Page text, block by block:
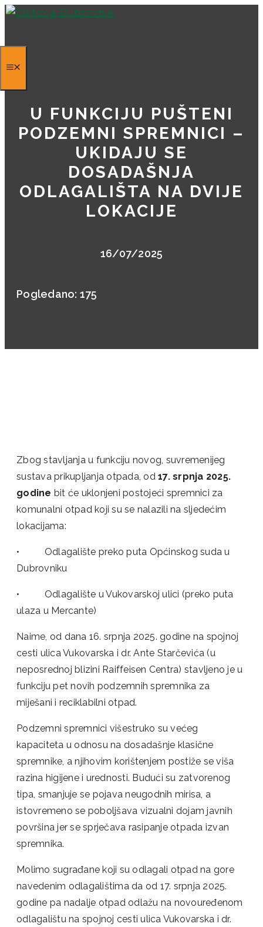
Skip
content
U FUNKCIJU PUŠTENI
PODZEMNI SPREMNICI –
UKIDAJU SE
DOSADAŠNJA
ODLAGALIŠTA NA DVIJE
LOKACIJE
16/07/2025
Pogledano: 175
Zbog stavljanja u funkciju novog, suvremenijeg
sustava prikupljanja otpada, od 17. srpnja 2025.
godine bit će uklonjeni postojeći spremnici za
komunalni otpad koji su se nalazili na sljedećim
lokacijama:
• Odlagalište preko puta Općinskog suda u
Dubrovniku
• Odlagalište u Vukovarskoj ulici (preko puta
ulaza u Mercante)
Naime, od dana 16. srpnja 2025. godine na spojnoj
cesti ulica Vukovarska i dr. Ante Starčevića (u
neposrednoj blizini Raiffeisen Centra) stavljeno je u
funkciju pet novih podzemnih spremnika za
miješani i reciklabilni otpad.
Podzemni spremnici višestruko su većeg
kapaciteta u odnosu na dosadašnje klasične
spremnike, a njihovim korištenjem postiže se viša
razina higijene i urednosti. Budući su zatvorenog
tipa, smanjuje se pojava neugodnih mirisa, a
istovremeno se poboljšava vizualni dojam javnih
površina jer se sprječava rasipanje otpada izvan
spremnika.
Molimo sugrađane koji su odlagali otpad na gore
navedenim odlagalištima da od 17. srpnja 2025.
godine pa nadalje otpad odlažu na novouređenom
odlagalištu na spojnoj cesti ulica Vukovarska i dr.